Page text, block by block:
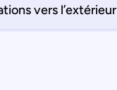
vers l’extérieur